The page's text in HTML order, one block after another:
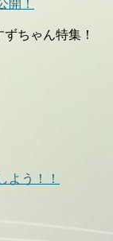
開！
ちゃん特集！
よう！！